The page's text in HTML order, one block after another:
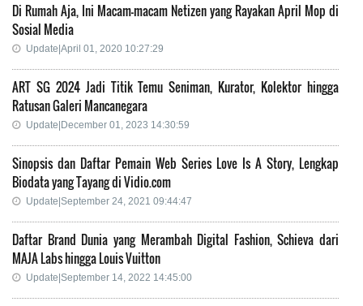
Di Rumah Aja, Ini Macam-macam Netizen yang Rayakan April Mop di
Sosial Media
Update|April 01, 2020 10:27:29
ART SG 2024 Jadi Titik Temu Seniman, Kurator, Kolektor hingga
Ratusan Galeri Mancanegara
Update|December 01, 2023 14:30:59
Sinopsis dan Daftar Pemain Web Series Love Is A Story, Lengkap
Biodata yang Tayang di Vidio.com
Update|September 24, 2021 09:44:47
Daftar Brand Dunia yang Merambah Digital Fashion, Schieva dari
MAJA Labs hingga Louis Vuitton
Update|September 14, 2022 14:45:00